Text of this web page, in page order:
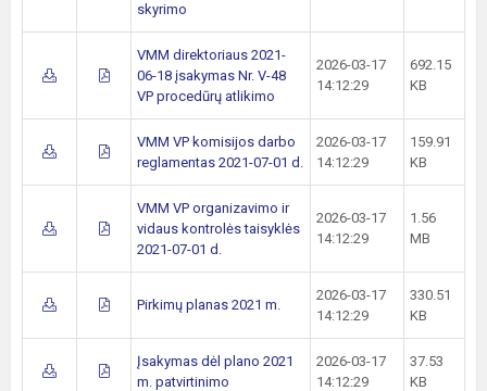
skyrimo
VMM direktoriaus 2021-
06-18 įsakymas Nr. V-48
VP procedūrų atlikimo
2026-03-17
14:12:29
692.15
KB
VMM VP komisijos darbo
reglamentas 2021-07-01 d.
2026-03-17
14:12:29
159.91
KB
VMM VP organizavimo ir
vidaus kontrolės taisyklės
2021-07-01 d.
2026-03-17
14:12:29
1.56
MB
Pirkimų planas 2021 m.
2026-03-17
14:12:29
330.51
KB
Įsakymas dėl plano 2021
m. patvirtinimo
2026-03-17
14:12:29
37.53
KB